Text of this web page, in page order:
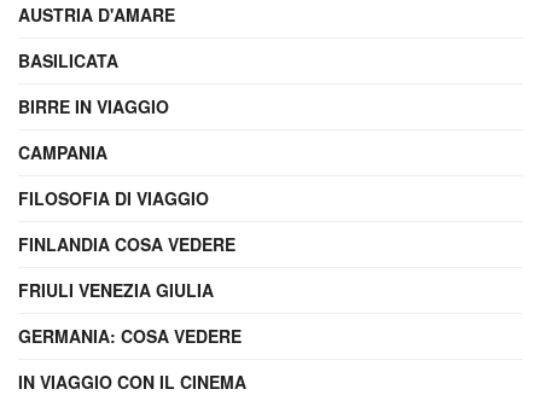
AUSTRIA D'AMARE
BASILICATA
BIRRE IN VIAGGIO
CAMPANIA
FILOSOFIA DI VIAGGIO
FINLANDIA COSA VEDERE
FRIULI VENEZIA GIULIA
GERMANIA: COSA VEDERE
IN VIAGGIO CON IL CINEMA